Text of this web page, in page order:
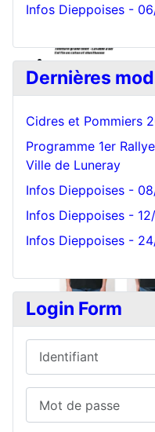
Infos Dieppoises -
Dernières
Cidres et Pommiers
Programme 1er
Ville de Luneray
Infos Dieppoises -
Infos Dieppoises -
Infos Dieppoises -
Login Form